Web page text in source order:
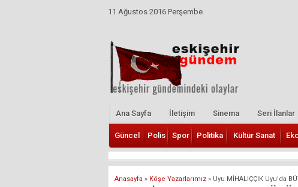
11 Ağustos 2016 Perşembe
Ana Sayfa İletişim Sinema Seri İlanlar
Güncel Polis Spor Politika Kültür Sanat
Anasayfa » Köşe Yazarlarımız » Uyu MİHALIÇÇIK Uyu’da